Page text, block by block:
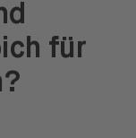
für